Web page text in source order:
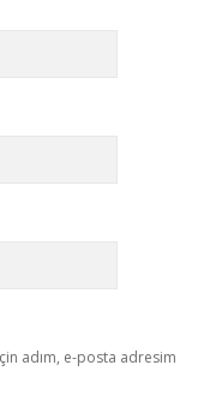
adım, e-posta adresim